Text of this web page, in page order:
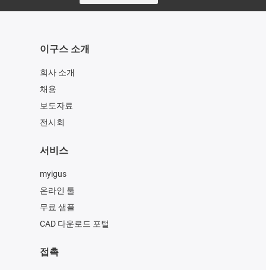
이구스 소개
회사 소개
채용
보도자료
전시회
서비스
myigus
온라인 툴
무료 샘플
CAD 다운로드 포털
접촉